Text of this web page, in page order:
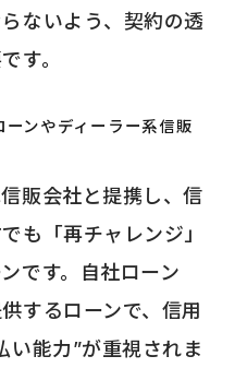
ないよう、契約の透
す。
ンやディーラー系信販
販会社と提携し、信
も「再チャレンジ」
です。自社ローン
するローンで、信用
い能力”が重視されま